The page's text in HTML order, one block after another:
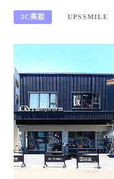
3C美妝 UPSSMILE